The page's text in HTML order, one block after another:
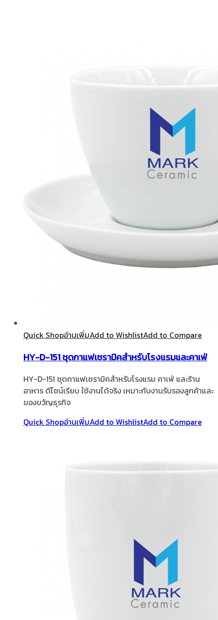
Quick Shopอ่านเพิ่มAdd to WishlistAdd to Compare
HY-D-151 ชุดกาแฟเซรามิคสำหรับโรงแรมและคาเฟ่
HY-D-151 ชุดกาแฟเซรามิคสำหรับโรงแรม คาเฟ่ และร้าน
อาหาร ดีไซน์เรียบ ใช้งานได้จริง เหมาะกับงานรับรองลูกค้าและ
ของขวัญธุรกิจ
Quick Shopอ่านเพิ่มAdd to WishlistAdd to Compare